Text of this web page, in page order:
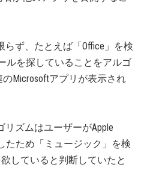
らず、たとえば「Office」を検
ルを探していることをアルゴ
Microsoftアプリが表示され
リズムはユーザーがApple
たため「ミュージック」を検
していると判断していたと